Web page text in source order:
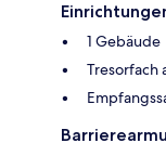
1 Gebäude
Tresorfach